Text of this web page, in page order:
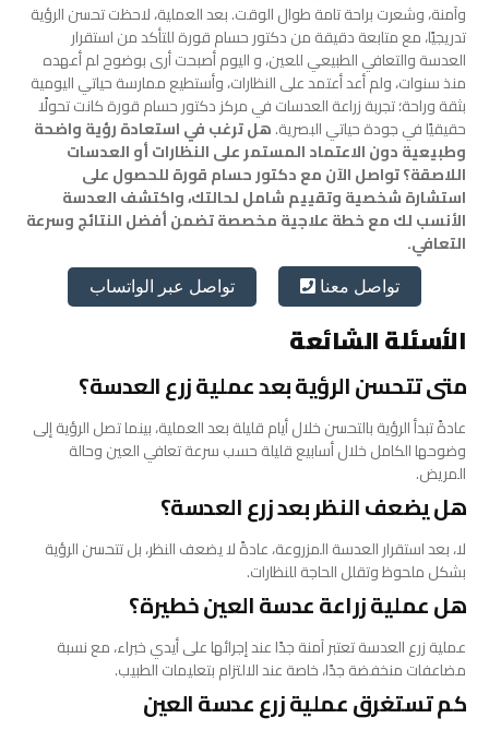
وآمنة، وشعرت براحة تامة طوال الوقت.بعد العملية، لاحظت تحسن الرؤية
تدريجيًا، مع متابعة دقيقة من دكتور حسام قورة للتأكد من استقرار
العدسة والتعافي الطبيعي للعين، و اليوم أصبحت أرى بوضوح لم أعهده
منذ سنوات، ولم أعد أعتمد على النظارات، وأستطيع ممارسة حياتي اليومية
بثقة وراحة؛ تجربة زراعة العدسات في مركز دكتور حسام قورة كانت تحولًا
حقيقيًا في جودة حياتي البصرية.هل ترغب في استعادة رؤية واضحة
وطبيعية دون الاعتماد المستمر على النظارات أو العدسات
اللاصقة؟ تواصل الآن مع دكتور حسام قورة للحصول على
استشارة شخصية وتقييم شامل لحالتك، واكتشف العدسة
الأنسب لك مع خطة علاجية مخصصة تضمن أفضل النتائج وسرعة
التعافي.
تواصل معنا تواصل عبر الواتساب
الأسئلة الشائعة
متى تتحسن الرؤية بعد عملية زرع العدسة؟
عادةً تبدأ الرؤية بالتحسن خلال أيام قليلة بعد العملية، بينما تصل الرؤية إلى
وضوحها الكامل خلال أسابيع قليلة حسب سرعة تعافي العين وحالة
المريض.
هل يضعف النظر بعد زرع العدسة؟
لا، بعد استقرار العدسة المزروعة، عادةً لا يضعف النظر، بل تتحسن الرؤية
بشكل ملحوظ وتقلل الحاجة للنظارات.
هل عملية زراعة عدسة العين خطيرة؟
عملية زرع العدسة تعتبر آمنة جدًا عند إجرائها على أيدي خبراء، مع نسبة
مضاعفات منخفضة جدًا، خاصة عند الالتزام بتعليمات الطبيب.
كم تستغرق عملية زرع عدسة العين